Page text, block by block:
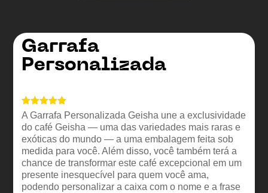
Garrafa
Personalizada
Avaliado
como4.94
de 5, com
baseado
avaliações
de clientes
A Garrafa Personalizada Geisha une a exclusividade
do café Geisha — uma das variedades mais raras e
exóticas do mundo — a uma embalagem feita sob
medida para você. Além disso, você também terá a
chance de transformar este café excepcional em um
presente inesquecível para quem você ama,
podendo personalizar a caixa com o nome e a frase